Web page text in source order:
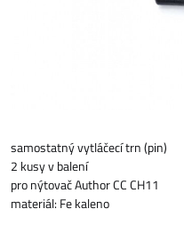
samostatný vytláčecí trn (pin)
2 kusy v balení
pro nýtovač Author CC CH11
materiál: Fe kaleno